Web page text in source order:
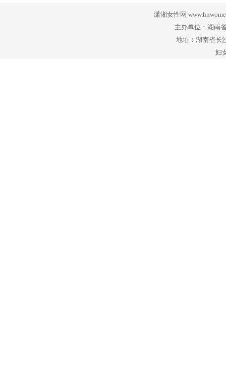
潇湘女性网
主办单位：湖南
地址：湖南省长
妇